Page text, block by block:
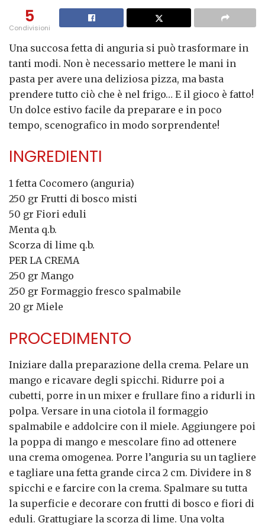
5
Condivisioni
Una succosa fetta di anguria si può trasformare in
tanti modi. Non è necessario mettere le mani in
pasta per avere una deliziosa pizza, ma basta
prendere tutto ciò che è nel frigo… E il gioco è fatto!
Un dolce estivo facile da preparare e in poco
tempo, scenografico in modo sorprendente!
INGREDIENTI
1 fetta Cocomero (anguria)
250 gr Frutti di bosco misti
50 gr Fiori eduli
Menta q.b.
Scorza di lime q.b.
PER LA CREMA
250 gr Mango
250 gr Formaggio fresco spalmabile
20 gr Miele
PROCEDIMENTO
Iniziare dalla preparazione della crema. Pelare un
mango e ricavare degli spicchi. Ridurre poi a
cubetti, porre in un mixer e frullare fino a ridurli in
polpa. Versare in una ciotola il formaggio
spalmabile e addolcire con il miele. Aggiungere poi
la poppa di mango e mescolare fino ad ottenere
una crema omogenea. Porre l’anguria su un tagliere
e tagliare una fetta grande circa 2 cm. Dividere in 8
spicchi e e farcire con la crema. Spalmare su tutta
la superficie e decorare con frutti di bosco e fiori di
eduli. Grattugiare la scorza di lime. Una volta